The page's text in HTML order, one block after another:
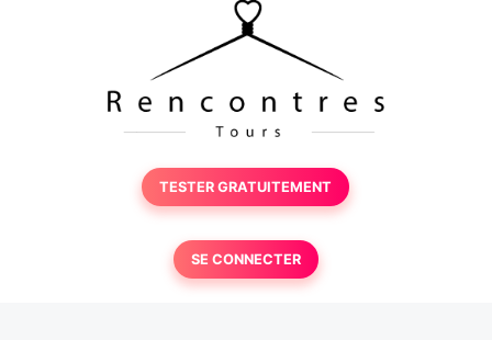
TESTER GRATUITEMENT
SE CONNECTER